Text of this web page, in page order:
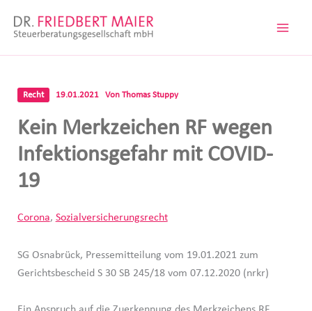
Inhalt
Recht 19.01.2021 Von Thomas Stuppy
Kein Merkzeichen RF wegen
Infektionsgefahr mit COVID-
19
Corona, Sozialversicherungsrecht
SG Osnabrück, Pressemitteilung vom 19.01.2021 zum
Gerichtsbescheid S 30 SB 245/18 vom 07.12.2020 (nrkr)